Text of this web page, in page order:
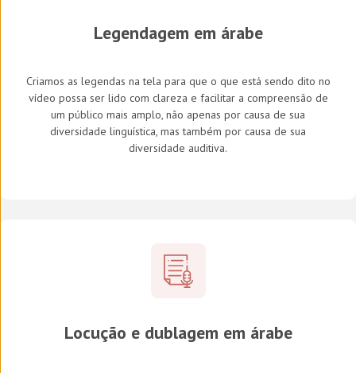
Legendagem em árabe
Criamos as legendas na tela para que o que está sendo dito no
vídeo possa ser lido com clareza e facilitar a compreensão de
um público mais amplo, não apenas por causa de sua
diversidade linguística, mas também por causa de sua
diversidade auditiva.
Locução e dublagem em árabe